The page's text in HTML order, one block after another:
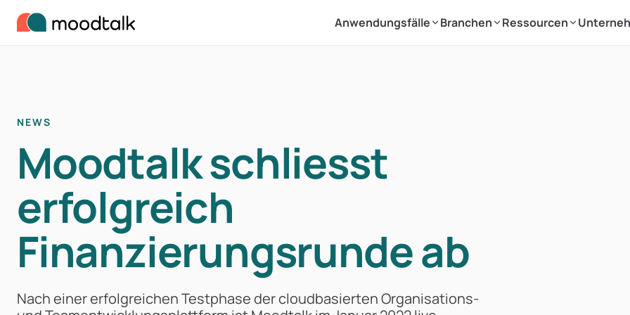
Anwendungsfälle
Branchen Ressourcen
NEWS
Moodtalk schliesst
erfolgreich
Finanzierungsrunde ab
Nach einer erfolgreichen Testphase der cloudbasierten Organisations-